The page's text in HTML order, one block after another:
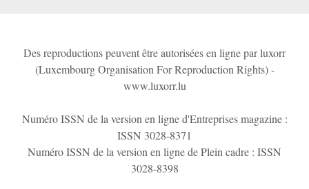
Des reproductions peuvent être autorisées en ligne par luxorr
(Luxembourg Organisation For Reproduction Rights) -
www.luxorr.lu
Numéro ISSN de la version en ligne d'Entreprises magazine :
ISSN 3028-8371
Numéro ISSN de la version en ligne de Plein cadre : ISSN
3028-8398